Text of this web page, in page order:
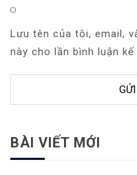
Lưu tên của tôi, email,
này cho lần bình luận
BÀI VIẾT MỚI